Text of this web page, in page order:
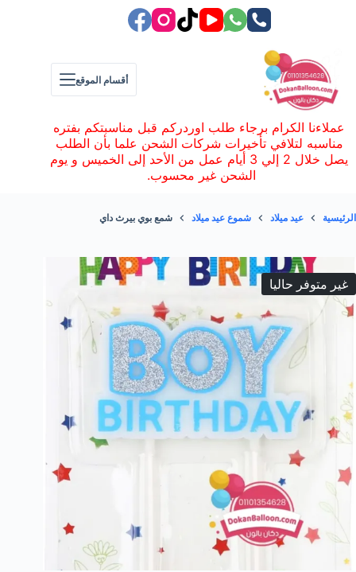
أقسام الموقع
عملاءنا الكرام برجاء طلب اوردركم قبل مناسبتكم بفتره
مناسبه لتلافي تأخيرات شركات الشحن علما بأن الطلب
يصل خلال 2 إلي 3 أيام عمل من الأحد إلى الخميس و يوم
الشحن غير محسوب.
الرئيسية عيد ميلاد شموع عيد ميلاد شمع بوي بيرث داي
غير متوفر حاليا